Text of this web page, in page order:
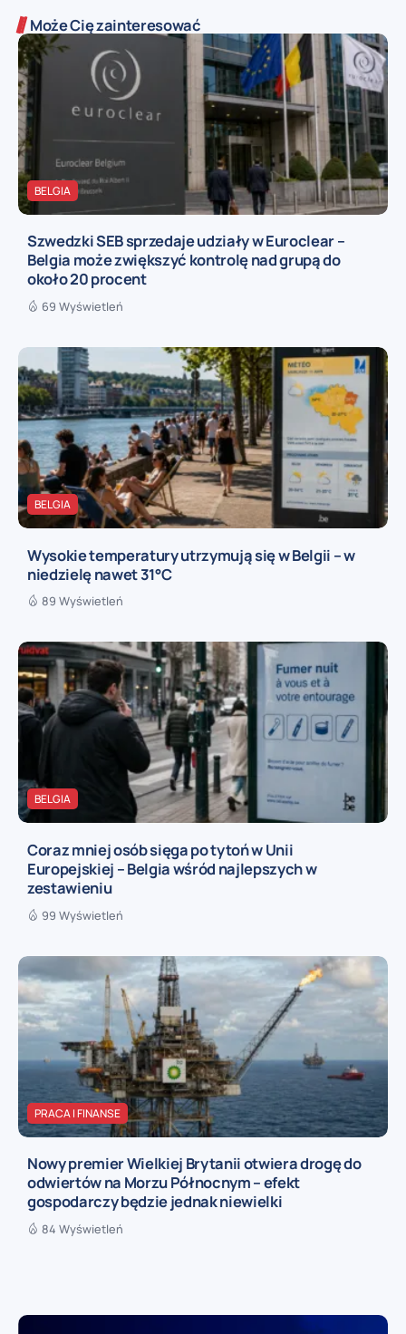
Może Cię zainteresować
BELGIA
Szwedzki SEB sprzedaje udziały w Euroclear –
Belgia może zwiększyć kontrolę nad grupą do
około 20 procent
69 Wyświetleń
BELGIA
Wysokie temperatury utrzymują się w Belgii – w
niedzielę nawet 31°C
89 Wyświetleń
BELGIA
Coraz mniej osób sięga po tytoń w Unii
Europejskiej – Belgia wśród najlepszych w
zestawieniu
99 Wyświetleń
PRACA I FINANSE
Nowy premier Wielkiej Brytanii otwiera drogę do
odwiertów na Morzu Północnym – efekt
gospodarczy będzie jednak niewielki
84 Wyświetleń